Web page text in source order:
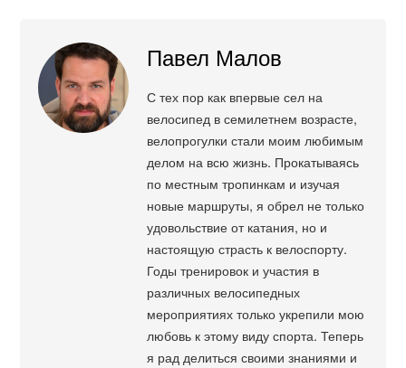
Павел Малов
С тех пор как впервые сел на
велосипед в семилетнем возрасте,
велопрогулки стали моим любимым
делом на всю жизнь. Прокатываясь
по местным тропинкам и изучая
новые маршруты, я обрел не только
удовольствие от катания, но и
настоящую страсть к велоспорту.
Годы тренировок и участия в
различных велосипедных
мероприятиях только укрепили мою
любовь к этому виду спорта. Теперь
я рад делиться своими знаниями и